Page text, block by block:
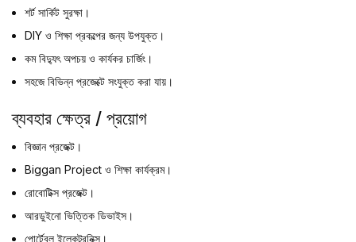
শর্ট সার্কিট সুরক্ষা।
DIY ও শিক্ষা প্রকল্পের জন্য উপযুক্ত।
কম বিদ্যুৎ অপচয় ও কার্যকর চার্জিং।
সহজে বিভিন্ন প্রজেক্টে সংযুক্ত করা যায়।
ব্যবহার ক্ষেত্র / প্রয়োগ
বিজ্ঞান প্রজেক্ট।
Biggan Project ও শিক্ষা কার্যক্রম।
রোবোটিক্স প্রজেক্ট।
আরডুইনো ভিত্তিক ডিভাইস।
পোর্টেবল ইলেকট্রনিক্স।